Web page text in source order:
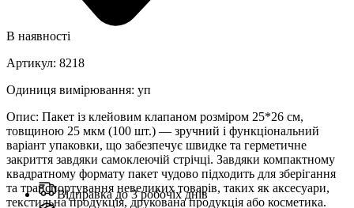
В наявності
Артикул: 8218
Одиниця вимірювання: уп
Опис: Пакет із клейовим клапаном розміром 25*26 см,
товщиною 25 мкм (100 шт.) — зручний і функціональний
варіант упаковки, що забезпечує швидке та герметичне
закриття завдяки самоклеючій стрічці. Завдяки компактному
квадратному формату пакет чудово підходить для зберігання
та транспортування невеликих товарів, таких як аксесуари,
текстильна продукція, друкована продукція або косметика.
Відправка до 3 робочіх днів